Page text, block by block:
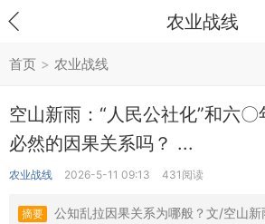
农业战线
首页 > 农业战线
空山新雨：“人民公社化”和六
必然的因果关系吗？ ...
农业战线 2026-5-11 09:13 431阅读
摘要
公知乱拉因果关系为哪般？文/空山新